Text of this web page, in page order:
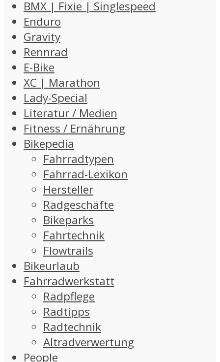
BMX | Fixie | Singlespeed
Enduro
Gravity
Rennrad
E-Bike
XC | Marathon
Lady-Special
Literatur / Medien
Fitness / Ernährung
Bikepedia
Fahrradtypen
Fahrrad-Lexikon
Hersteller
Radgeschäfte
Bikeparks
Fahrtechnik
Flowtrails
Bikeurlaub
Fahrradwerkstatt
Radpflege
Radtipps
Radtechnik
Altradverwertung
People